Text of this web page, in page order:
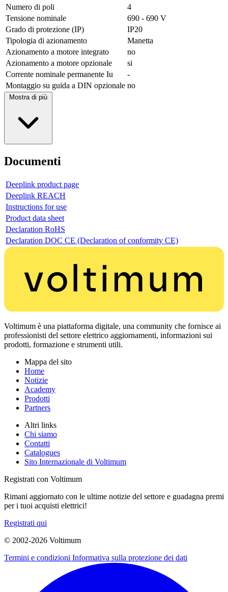
Numero di poli
4
Tensione nominale
690 - 690 V
Grado di protezione (IP)
IP20
Tipologia di azionamento
Manetta
Azionamento a motore integrato
no
Azionamento a motore opzionale
si
Corrente nominale permanente Iu
-
Montaggio su guida a DIN opzionale no
Mostra di più
Documenti
Deeplink product page
Deeplink REACH
Instructions for use
Product data sheet
Declaration RoHS
Declaration DOC CE (Declaration of conformity CE)
Voltimum è una piattaforma digitale, una community che fornisce ai
professionisti del settore elettrico aggiornamenti, informazioni sui
prodotti, formazione e strumenti utili.
Mappa del sito
Home
Notizie
Academy
Prodotti
Partners
Altri links
Chi siamo
Contatti
Catalogues
Sito Internazionale di Voltimum
Registrati con Voltimum
Rimani aggiornato con le ultime notizie del settore e guadagna premi
per i tuoi acquisti elettrici!
Registrati qui
© 2002-2026 Voltimum
Termini e condizioni Informativa sulla protezione dei dati